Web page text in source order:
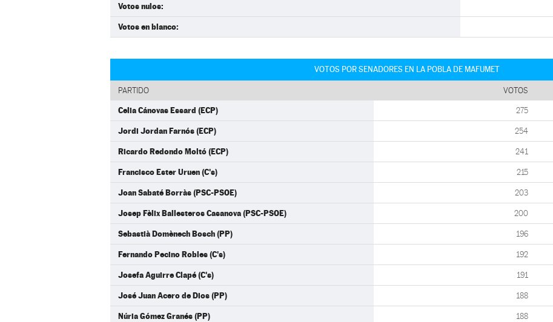
Votos nulos:
Votos en blanco:
VOTOS POR SENADORES EN LA POBLA DE MAFUMET
PARTIDO VOTOS
Celia Cánovas Essard (ECP) 275
Jordi Jordan Farnós (ECP) 254
Ricardo Redondo Moltó (ECP) 241
Francisco Ester Uruen (C's) 215
Joan Sabaté Borràs (PSC-PSOE) 203
Josep Fèlix Ballesteros Casanova (PSC-PSOE) 200
Sebastià Domènech Bosch (PP) 196
Fernando Pecino Robles (C's) 192
Josefa Aguirre Clapé (C's) 191
José Juan Acero de Dios (PP) 188
Núria Gómez Granés (PP) 188